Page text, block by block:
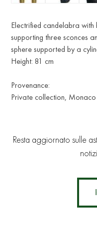
Electrified candelabra
supporting three sconces
sphere supported by a
Height: 81 cm
Provenance:
Private collection, Monaco
Resta aggiornato sulle